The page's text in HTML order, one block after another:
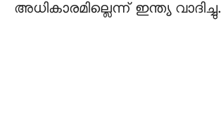
അധികാരമില്ലെന്ന് ഇന്ത്യ വാദിച്ചു.